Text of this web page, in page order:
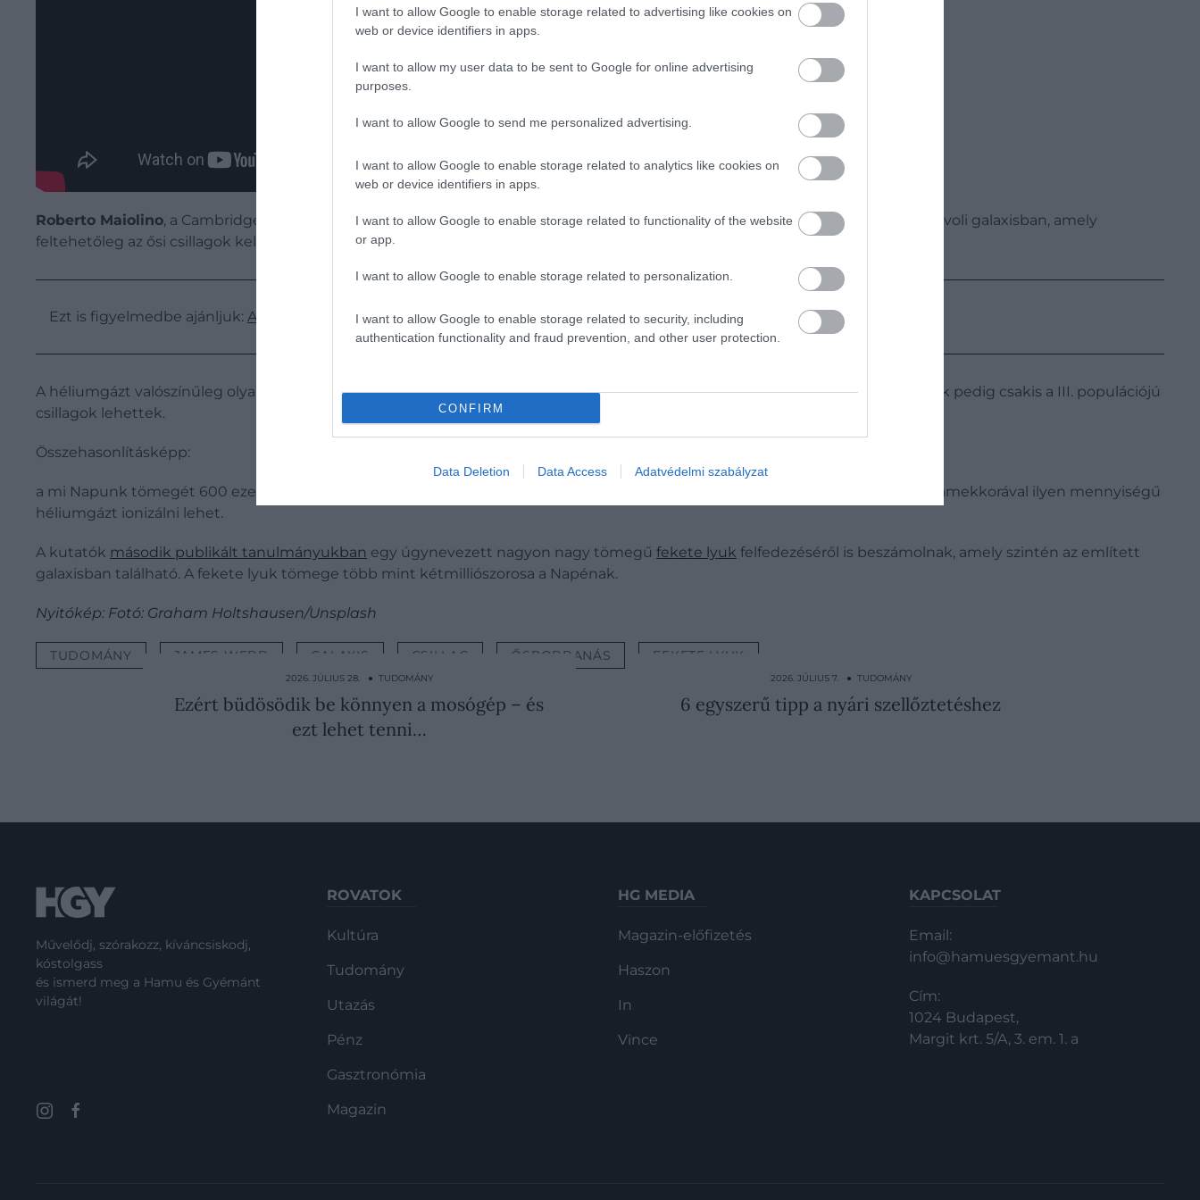
I want to allow Google to enable storage related to advertising like cookies on
web or device identifiers in apps.
I want to allow my user data to be sent to Google for online advertising
purposes.
I want to allow Google to send me personalized advertising.
I want to allow Google to enable storage related to analytics like cookies on
web or device identifiers in apps.
I want to allow Google to enable storage related to functionality of the website
or app.
I want to allow Google to enable storage related to personalization.
I want to allow Google to enable storage related to security, including
authentication functionality and fraud prevention, and other user protection.
CONFIRM
Data Deletion Data Access Adatvédelmi szabályzat
Roberto Maiolino, a Cambridge-i Egyetem professzora csapatával együtt nagy mennyiségű ionizált héliumra lett figyelmes a távoli galaxisban, amely
feltehetőleg az ősi csillagok keletkezése után maradt vissza.
Ezt is figyelmedbe ajánljuk: A James Webb egy csillagköd belsejébe nyert lenyűgöző bepillantást
A héliumgázt valószínűleg olyan égitestek ionizálhatták, amelyek óriási mértékű ibolyántúli sugárzást képesek kibocsátani: ezek pedig csakis a III. populációjú
csillagok lehettek.
Összehasonlításképp:
a mi Napunk tömegét 600 ezerrel, fényességét pedig 20 millióval kéne megszoroznunk ahhoz, hogy akkora energiát kapjunk, amekkorával ilyen mennyiségű
héliumgázt ionizálni lehet.
A kutatók második publikált tanulmányukban egy úgynevezett nagyon nagy tömegű fekete lyuk felfedezéséről is beszámolnak, amely szintén az említett
galaxisban található. A fekete lyuk tömege több mint kétmilliószorosa a Napénak.
Nyitókép: Fotó: Graham Holtshausen/Unsplash
TUDOMÁNY JAMES WEBB GALAXIS CSILLAG ŐSROBBANÁS FEKETE LYUK
2026. JÚLIUS 28. ● TUDOMÁNY
Ezért büdösödik be könnyen a mosógép – és
ezt lehet tenni…
2026. JÚLIUS 7. ● TUDOMÁNY
6 egyszerű tipp a nyári szellőztetéshez
Művelődj, szórakozz, kíváncsiskodj,
kóstolgass
és ismerd meg a Hamu és Gyémánt
világát!
ROVATOK
Kultúra
Tudomány
Utazás
Pénz
Gasztronómia
Magazin
HG MEDIA
Magazin-előfizetés
Haszon
In
Vince
KAPCSOLAT
Email:
info@hamuesgyemant.hu
Cím:
1024 Budapest,
Margit krt. 5/A, 3. em. 1. a